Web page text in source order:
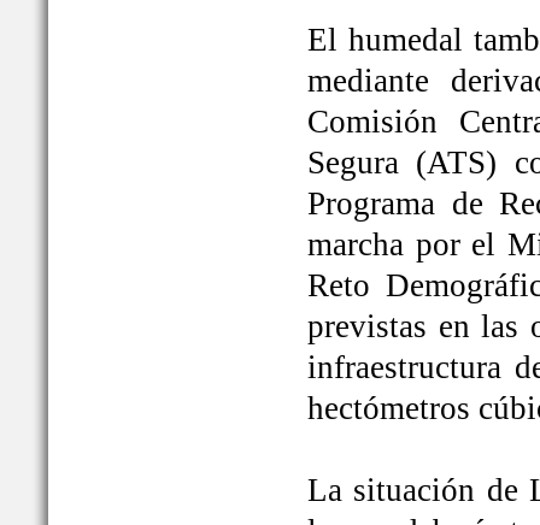
El humedal
mediante
Comisión
Segura (ATS)
Programa de
marcha por el
Reto
previstas en las
infraestructura
hectómetros
La situación de